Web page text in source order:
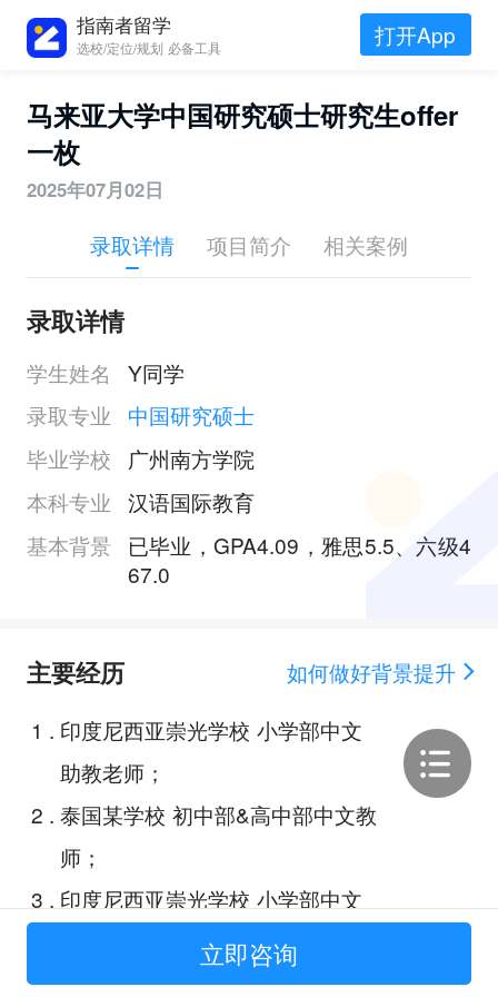
指南者留学
选校/定位/规划 必备工具 打开App
马来亚大学中国研究硕士研究生offer
一枚
2025年07月02日
录取详情 项目简介 相关案例
录取详情
学生姓名
Y同学
录取专业
中国研究硕士
毕业学校
广州南方学院
本科专业 汉语国际教育
基本背景
已毕业，GPA4.09，雅思5.5、六级4
67.0
主要经历
如何做好背景提升
1 . 印度尼西亚崇光学校 小学部中文
助教老师；
2 . 泰国某学校 初中部&高中部中文教
师；
3 . 印度尼西亚崇光学校 小学部中文
4.语言教学法研究；
立即咨询